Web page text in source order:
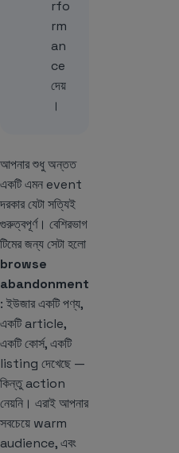
rfo
rm
an
ce
দেয়
।
আপনার শুধু অন্তত
একটি এমন event
দরকার যেটা সত্যিই
গুরুত্বপূর্ণ। বেশিরভাগ
টিমের জন্য সেটা হলো
browse
abandonment
: ইউজার একটি পণ্য,
একটি article,
একটি কোর্স, একটি
listing দেখেছে —
কিন্তু action
নেয়নি। এরাই আপনার
সবচেয়ে warm
audience, এবং